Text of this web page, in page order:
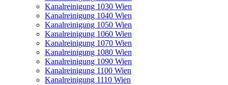
Kanalreinigung 1030 Wien
Kanalreinigung 1040 Wien
Kanalreinigung 1050 Wien
Kanalreinigung 1060 Wien
Kanalreinigung 1070 Wien
Kanalreinigung 1080 Wien
Kanalreinigung 1090 Wien
Kanalreinigung 1100 Wien
Kanalreinigung 1110 Wien